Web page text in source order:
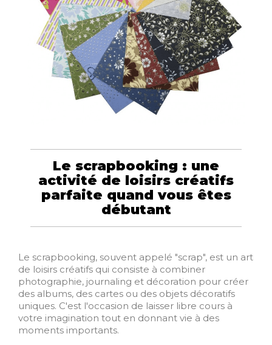
Le scrapbooking : une
activité de loisirs créatifs
parfaite quand vous êtes
débutant
Le scrapbooking, souvent appelé "scrap", est un art
de loisirs créatifs qui consiste à combiner
photographie, journaling et décoration pour créer
des albums, des cartes ou des objets décoratifs
uniques. C'est l'occasion de laisser libre cours à
votre imagination tout en donnant vie à des
moments importants.